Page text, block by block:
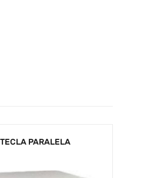
TECLA PARALELA